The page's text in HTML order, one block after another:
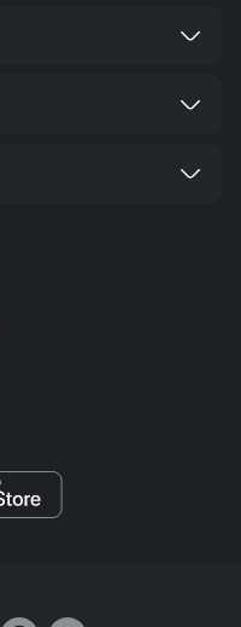
работе с
обслуживания